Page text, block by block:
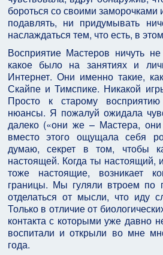
бороться со своими заморочками
подавлять, ни придумывать
наслаждаться тем, что есть, в
Восприятие Мастеров ничуть
какое было на занятиях и
Интернет. Они именно такие,
Скайпе и Тимспике. Никакой
Просто к старому
нюансы. Я пожалуй ожидала
далеко («они же – Мастера,
вместо этого ощущала себя
думаю, секрет в том, чтобы
настоящей. Когда ты настоящий,
тоже настоящие, возникает
границы. Мы гуляли втроем по
отделаться от мысли, что иду
Только в отличие от
контакта с которыми уже давно
воспитали и открыли во мне
года.